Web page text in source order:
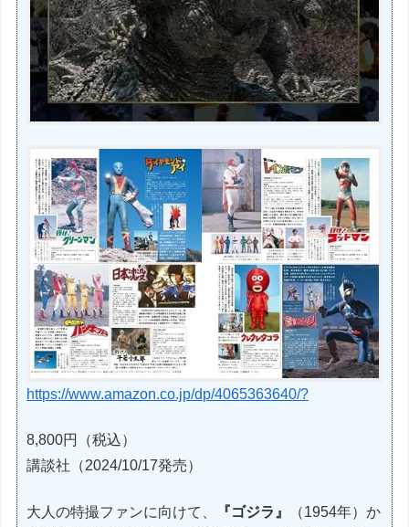
https://www.amazon.co.jp/dp/4065363640/?
8,800円（税込）
講談社（2024/10/17発売）
大人の特撮ファンに向けて、 『ゴジラ』
（1954年）か